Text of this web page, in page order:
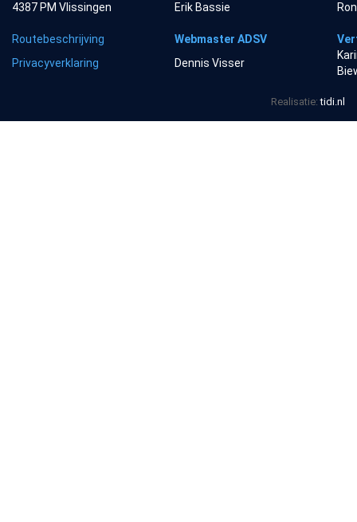
4387 PM Vlissingen
Erik Bassie
Routebeschrijving Webmaster ADSV
Privacyverklaring
Dennis Visser
Realisatie:tidi.nl